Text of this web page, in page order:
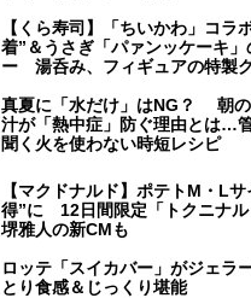
【くら寿司】「ちいかわ」コラ
着”＆うさぎ「パァンッケーキ」
ー 湯呑み、フィギュアの特製
真夏に「水だけ」はNG？ 朝
汁が「熱中症」防ぐ理由とは…
聞く火を使わない時短レシピ
【マクドナルド】ポテトM・L
得”に 12日間限定「トクニナ
堺雅人の新CMも
ロッテ「スイカバー」がジェ
とり食感＆じっくり堪能